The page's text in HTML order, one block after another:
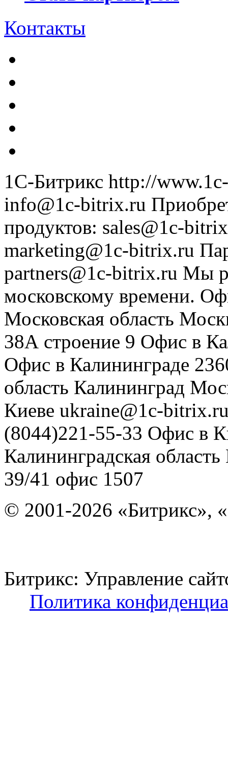
Контакты
1С-Битрикс http://
info@1c-bitrix.ru
продуктов: sales@1c-
marketing@1c-bitrix.ru
partners@1c-bitrix.ru Мы
московскому времени.
Московская область
38А строение 9 Офис в
Офис в Калининграде
область Калининград
Киеве ukraine@1c-
(8044)221-55-33 Офис в
Калининградская область
39/41 офис 1507
© 2001-2026 «Битрикс»,
Битрикс: Управление
Политика